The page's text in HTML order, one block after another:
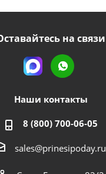
на связи
Наши контакты
8 (800) 700-06-05
sales@prinesipoday.ru